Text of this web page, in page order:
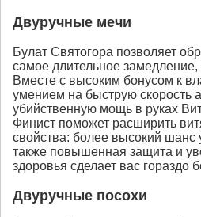
Двуручные мечи
Булат Святогора позволяет
самое длительное замедление,
Вместе с высоким бонусом к
умением на быструю скорость
убийственную мощь в руках
Финист поможет расширить
свойства: более высокий шанс
также повышенная защита и
здоровья сделает вас гораздо
Двуручные посохи